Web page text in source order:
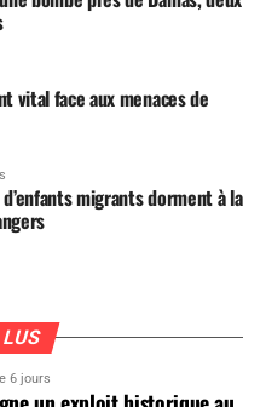
vital face aux menaces de
migrants dorment à la
LUS
6 jours